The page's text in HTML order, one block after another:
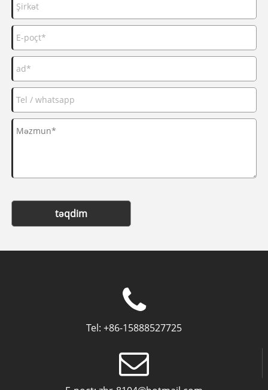
təqdim
Tel: +86-15888527725